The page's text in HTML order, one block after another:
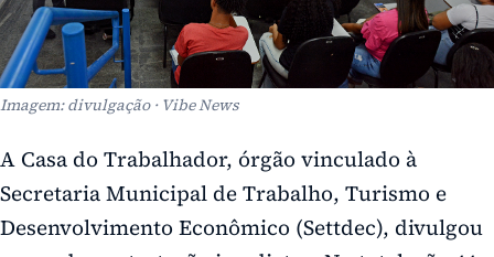
Imagem: divulgação · Vibe News
A Casa do Trabalhador, órgão vinculado à
Secretaria Municipal de Trabalho, Turismo e
Desenvolvimento Econômico (Settdec), divulgou